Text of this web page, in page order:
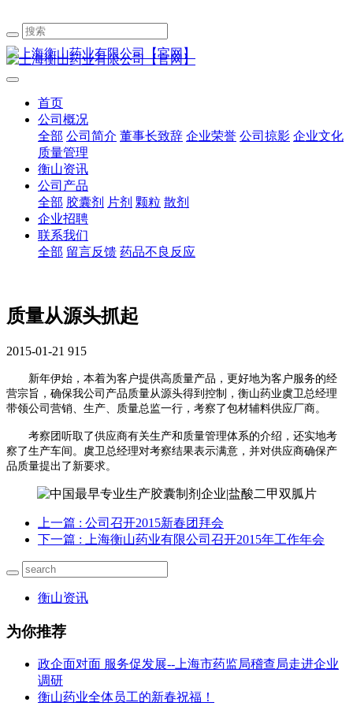
首页
公司概况
全部 公司简介 董事长致辞 企业荣誉 公司掠影 企业文化
质量管理
衡山资讯
公司产品
全部 胶囊剂 片剂 颗粒 散剂
企业招聘
联系我们
全部 留言反馈 药品不良反应
质量从源头抓起
2015-01-21 915
新年伊始，本着为客户提供高质量产品，更好地为客户服务的经
营宗旨，确保我公司产品质量从源头得到控制，衡山药业虞卫总经理
带领公司营销、生产、质量总监一行，考察了包材辅料供应厂商。
考察团听取了供应商有关生产和质量管理体系的介绍，还实地考
察了生产车间。虞卫总经理对考察结果表示满意，并对供应商确保产
品质量提出了新要求。
上一篇 : 公司召开2015新春团拜会
下一篇 : 上海衡山药业有限公司召开2015年工作年会
衡山资讯
为你推荐
政企面对面 服务促发展--上海市药监局稽查局走进企业
调研
衡山药业全体员工的新春祝福！